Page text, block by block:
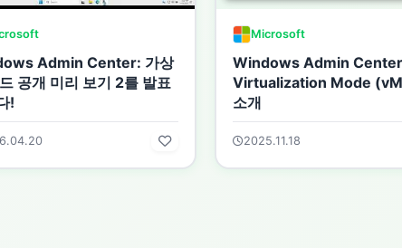
Admin Center: 가상
공개 미리 보기 2를 발표
!
Microsoft
Windows Admin
Virtualization Mode
소개
2025.11.18